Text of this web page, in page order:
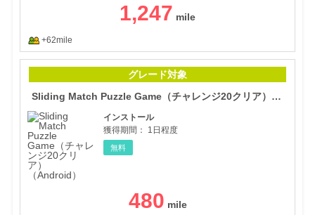
1,247
+62mile
グレード対象
Sliding Match Puzzle Game（チャレンジ20クリア）（Android）
インストール
獲得期間：
1日程度
無料
480